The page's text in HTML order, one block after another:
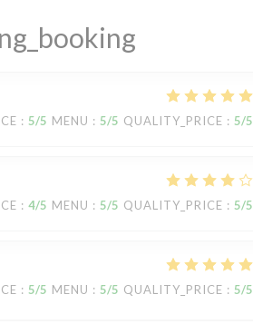
: 5/5 MENU : 5/5 QUALITY_PRICE : 5/5
: 4/5 MENU : 5/5 QUALITY_PRICE : 5/5
: 5/5 MENU : 5/5 QUALITY_PRICE : 5/5